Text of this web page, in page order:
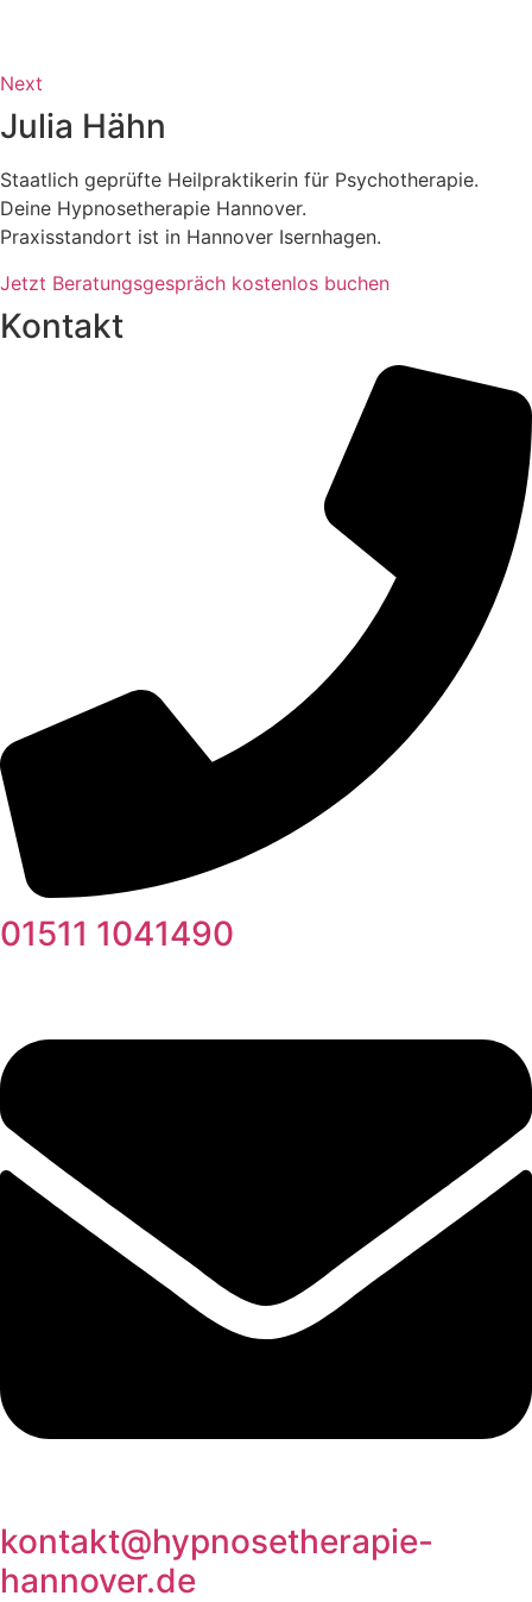
Next
Julia Hähn
Staatlich geprüfte Heilpraktikerin für Psychotherapie.
Deine Hypnosetherapie Hannover.
Praxisstandort ist in Hannover Isernhagen.
Jetzt Beratungsgespräch kostenlos buchen
Kontakt
01511 1041490
kontakt@hypnosetherapie-
hannover.de